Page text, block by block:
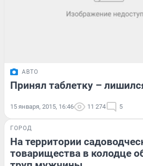
АВТО
Принял таблетку –
15 января, 2015, 16:46 11 274 5
ГОРОД
На территории
товарищества в колодце